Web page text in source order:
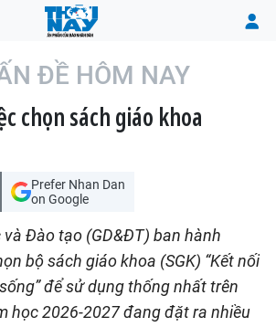
ĐỀ HÔM NAY
chọn sách giáo khoa
Prefer Nhan Dan
on Google
và Đào tạo (GD&ĐT) ban hành
bộ sách giáo khoa (SGK) “Kết nối
để sử dụng thống nhất trên
học 2026-2027 đang đặt ra nhiều